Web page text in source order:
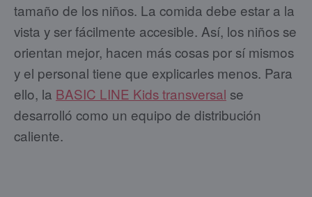
tamaño de los niños. La comida debe estar a la
vista y ser fácilmente accesible. Así, los niños se
orientan mejor, hacen más cosas por sí mismos
y el personal tiene que explicarles menos. Para
ello, la BASIC LINE Kids transversal se
desarrolló como un equipo de distribución
caliente.